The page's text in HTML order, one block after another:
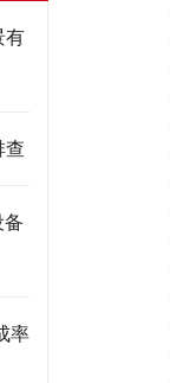
有
查
备
率